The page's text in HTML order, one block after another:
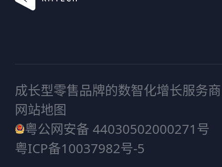
成长型零售品牌的数智化增长服务商
网站地图
粤公网安备 44030502000271号
粤ICP备10037982号-5